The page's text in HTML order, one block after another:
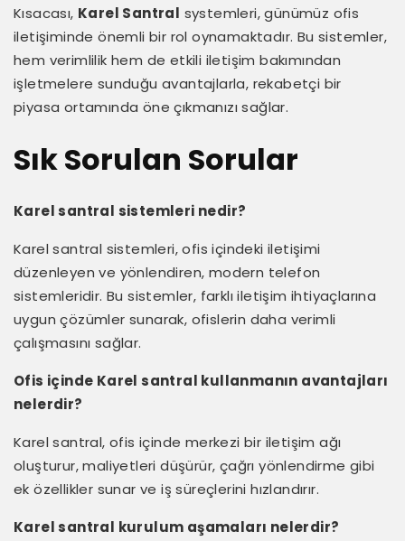
Kısacası, Karel Santral systemleri, günümüz ofis
iletişiminde önemli bir rol oynamaktadır. Bu sistemler,
hem verimlilik hem de etkili iletişim bakımından
işletmelere sunduğu avantajlarla, rekabetçi bir
piyasa ortamında öne çıkmanızı sağlar.
Sık Sorulan Sorular
Karel santral sistemleri nedir?
Karel santral sistemleri, ofis içindeki iletişimi
düzenleyen ve yönlendiren, modern telefon
sistemleridir. Bu sistemler, farklı iletişim ihtiyaçlarına
uygun çözümler sunarak, ofislerin daha verimli
çalışmasını sağlar.
Ofis içinde Karel santral kullanmanın avantajları
nelerdir?
Karel santral, ofis içinde merkezi bir iletişim ağı
oluşturur, maliyetleri düşürür, çağrı yönlendirme gibi
ek özellikler sunar ve iş süreçlerini hızlandırır.
Karel santral kurulum aşamaları nelerdir?